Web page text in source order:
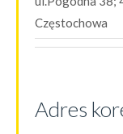
Częstochowa
Adres